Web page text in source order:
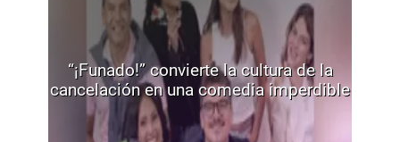
“¡Funado!” convierte la cultura de la
cancelación en una comedia imperdible